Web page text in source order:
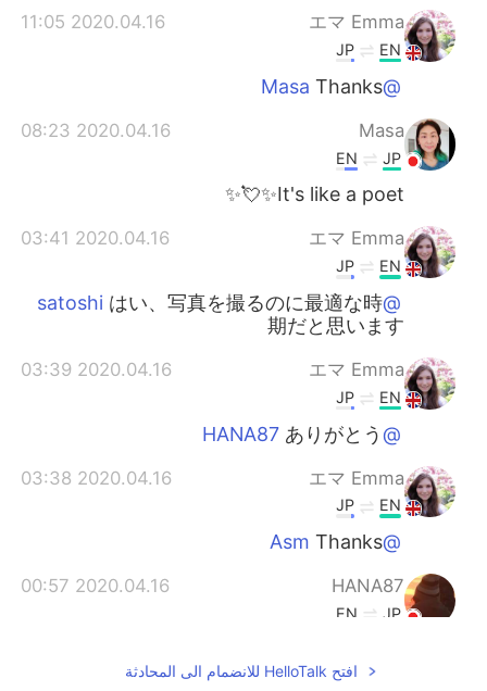
エマ Emma
2020.04.16 11:05
EN
JP
@Masa
Thanks
Masa
2020.04.16 08:23
JP
EN
It's like a poet✨💘✨
エマ Emma
2020.04.16 03:41
EN
JP
@satoshi
はい、写真を撮るのに最適な時
期だと思います
エマ Emma
2020.04.16 03:39
EN
JP
@HANA87
ありがとう
エマ Emma
2020.04.16 03:38
EN
JP
@Asm
Thanks
HANA87
2020.04.16 00:57
JP
EN
افتح HelloTalk للانضمام الى المحادثة